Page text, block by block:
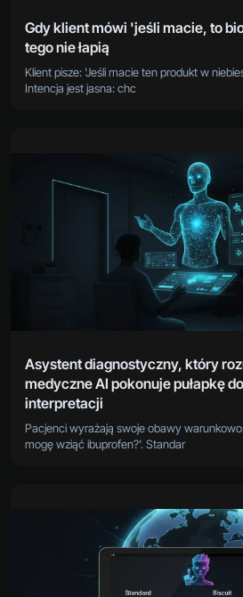
Gdy klient mówi 'jeśli macie, to
tego nie łapią
Klient pisze: 'Jeśli macie ten produkt w
Intencja jest jasna: chc
Asystent diagnostyczny, który
medyczne AI pokonuje pułapkę
interpretacji
Pacjenci wyrażają swoje obawy
mogę wziąć ibuprofen?'. Standar